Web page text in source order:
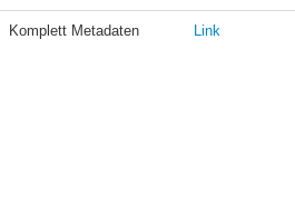
Komplett Metadaten Link